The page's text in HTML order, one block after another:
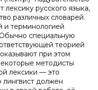
лексику русского языка,
различных словарей.
и терминологией
специальную
теорией
при этом
методисты
лексики — это
должен